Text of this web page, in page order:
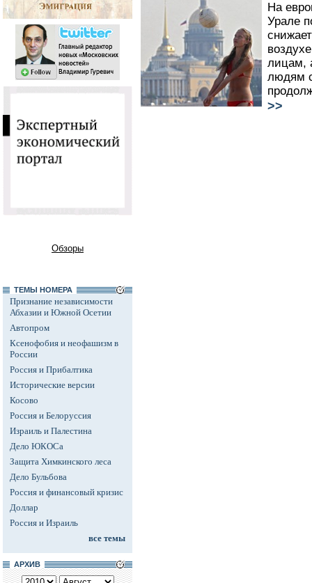
Обзоры
ТЕМЫ НОМЕРА
Признание независимости
Абхазии и Южной Осетии
Автопром
Ксенофобия и неофашизм в
России
Россия и Прибалтика
Исторические версии
Косово
Россия и Белоруссия
Израиль и Палестина
Дело ЮКОСа
Защита Химкинского леса
Дело Бульбова
Россия и финансовый кризис
Доллар
Россия и Израиль
все темы
АРХИВ
На
Урале
лицам,
людям
>>